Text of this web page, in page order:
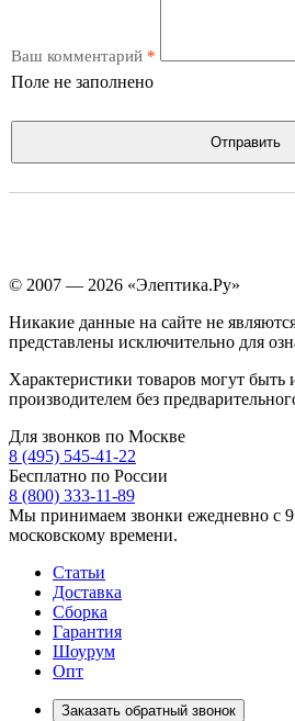
Ваш комментарий *
Поле не заполнено
Отправить
© 2007 — 2026 «Элептика.Ру»
Никакие данные на сайте не
представлены исключительно для
Характеристики товаров могут быть
производителем без
Для звонков по Москве
8 (495) 545-41-22
Бесплатно по России
8 (800) 333-11-89
Мы принимаем звонки ежедневно с
московскому времени.
Статьи
Доставка
Сборка
Гарантия
Шоурум
Опт
Заказать обратный звонок